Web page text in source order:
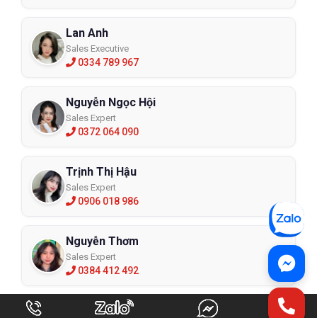
Lan Anh
Sales Executive
0334 789 967
Nguyễn Ngọc Hội
Sales Expert
0372 064 090
Trịnh Thị Hậu
Sales Expert
0906 018 986
Nguyễn Thơm
Sales Expert
0384 412 492